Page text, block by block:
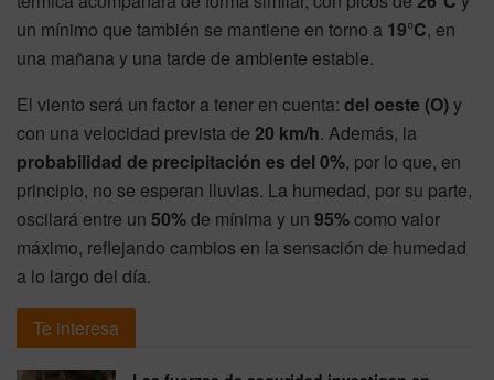
un mínimo que también se mantiene en torno a 19°C, en
una mañana y una tarde de ambiente estable.
El viento será un factor a tener en cuenta: del oeste (O)y
con una velocidad prevista de 20 km/h. Además, la
probabilidad de precipitación es del 0%, por lo que, en
principio, no se esperan lluvias. La humedad, por su parte,
oscilará entre un 50%de mínima y un 95%como valor
máximo, reflejando cambios en la sensación de humedad
a lo largo del día.
Te interesa